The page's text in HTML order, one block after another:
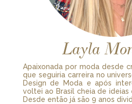
Layla
Apaixonada por moda desde
que seguiria carreira no
Design de Moda e após
voltei ao Brasil cheia de
Desde então já são 9 anos